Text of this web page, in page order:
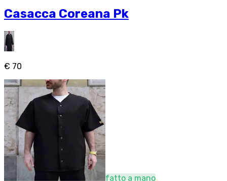
Casacca Coreana Pk
€ 70
fatto a mano